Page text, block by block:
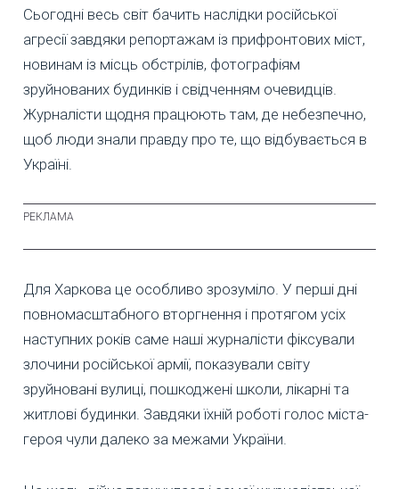
Сьогодні весь світ бачить наслідки російської
агресії завдяки репортажам із прифронтових міст,
новинам із місць обстрілів, фотографіям
зруйнованих будинків і свідченням очевидців.
Журналісти щодня працюють там, де небезпечно,
щоб люди знали правду про те, що відбувається в
Україні.
Для Харкова це особливо зрозуміло. У перші дні
повномасштабного вторгнення і протягом усіх
наступних років саме наші журналісти фіксували
злочини російської армії, показували світу
зруйновані вулиці, пошкоджені школи, лікарні та
житлові будинки. Завдяки їхній роботі голос міста-
героя чули далеко за межами України.